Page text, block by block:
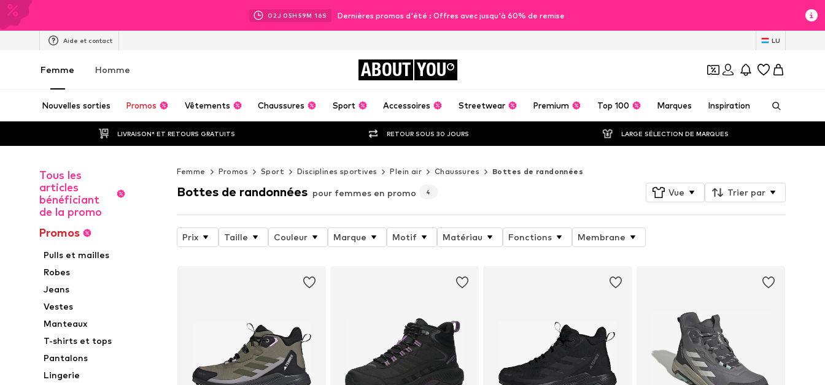
02J 05H 59M 14S Dernières promos d'été : Offres avec jusqu'à 60% de remise
Aide et contact LU
Femme Homme ABOUT YOU
Nouvelles sorties Promos Vêtements Chaussures Sport Accessoires Streetwear Premium Top 100 Marques Inspiration
LIVRAISON* ET RETOURS GRATUITS RETOUR SOUS 30 JOURS LARGE SÉLECTION DE MARQUES
Tous les
articles
bénéficiant
de la promo
Promos
Pulls et mailles
Robes
Jeans
Vestes
Manteaux
T-shirts et tops
Pantalons
Lingerie
Femme Promos Sport Disciplines sportives Plein air Chaussures Bottes de randonnées
Bottes de randonnées pour femmes en promo 4 Vue Trier par
Prix Taille Couleur Marque Motif Matériau Fonctions Membrane